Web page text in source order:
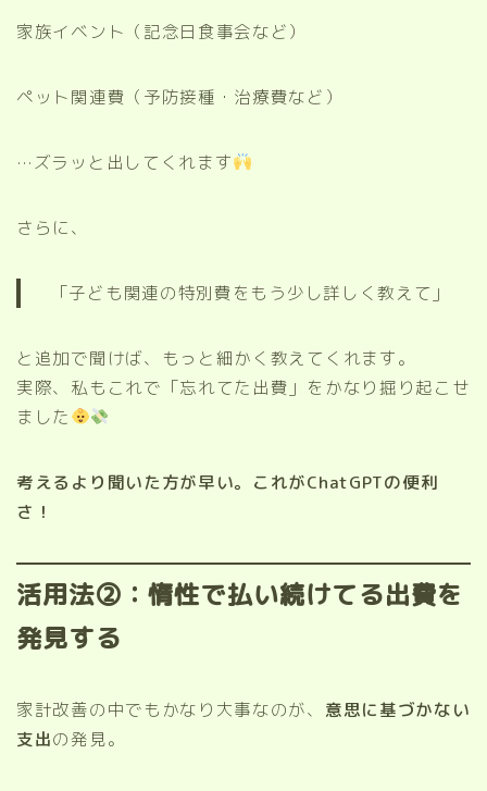
家族イベント（記念日食事会など）
ペット関連費（予防接種・治療費など）
…ズラッと出してくれます
さらに、
「子ども関連の特別費をもう少し詳しく教えて」
と追加で聞けば、もっと細かく教えてくれます。
実際、私もこれで「忘れてた出費」をかなり掘り起こせ
ました
考えるより聞いた方が早い。これがChatGPTの便利
さ！
活用法②：惰性で払い続けてる出費を
発見する
家計改善の中でもかなり大事なのが、 意思に基づかない
支出の発見。